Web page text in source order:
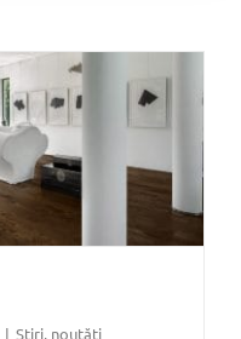
| Știri, noutăți